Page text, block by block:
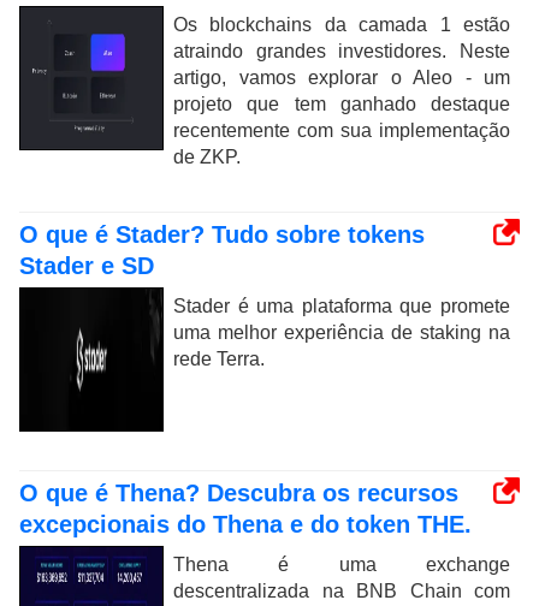
Os blockchains da camada 1 estão
atraindo grandes investidores. Neste
artigo, vamos explorar o Aleo - um
projeto que tem ganhado destaque
recentemente com sua implementação
de ZKP.
O que é Stader? Tudo sobre tokens
Stader e SD
Stader é uma plataforma que promete
uma melhor experiência de staking na
rede Terra.
O que é Thena? Descubra os recursos
excepcionais do Thena e do token THE.
Thena é uma exchange
descentralizada na BNB Chain com